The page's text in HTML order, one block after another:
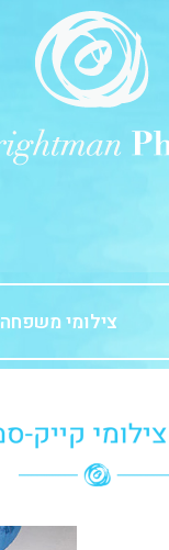
צילומי משפחה